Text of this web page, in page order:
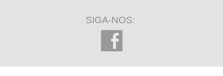
SIGA-NOS: